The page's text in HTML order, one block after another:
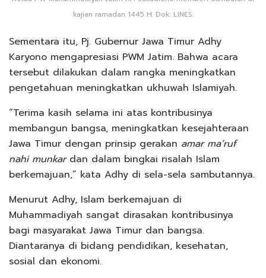
kajian ramadan 1445 H. Dok: LINES.
Sementara itu, Pj. Gubernur Jawa Timur Adhy
Karyono mengapresiasi PWM Jatim. Bahwa acara
tersebut dilakukan dalam rangka meningkatkan
pengetahuan meningkatkan ukhuwah Islamiyah.
“Terima kasih selama ini atas kontribusinya
membangun bangsa, meningkatkan kesejahteraan
Jawa Timur dengan prinsip gerakan amar ma’ruf
nahi munkardan dalam bingkai risalah Islam
berkemajuan,” kata Adhy di sela-sela sambutannya.
Menurut Adhy, Islam berkemajuan di
Muhammadiyah sangat dirasakan kontribusinya
bagi masyarakat Jawa Timur dan bangsa.
Diantaranya di bidang pendidikan, kesehatan,
sosial dan ekonomi.